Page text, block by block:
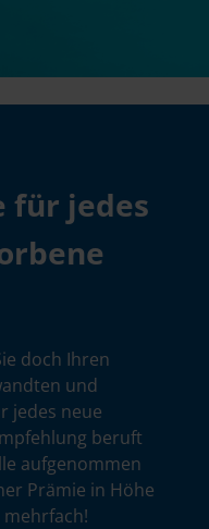
für jedes
doch Ihren
und
jedes neue
beruft
aufgenommen
Prämie in Höhe
mehrfach!